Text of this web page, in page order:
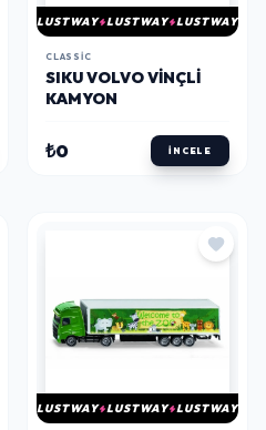
LUSTWAY LUSTWAY LUSTWAY
CLASSIC
SIKU VOLVO VINÇLI
KAMYON
₺0 İNCELE
LUSTWAY LUSTWAY LUSTWAY